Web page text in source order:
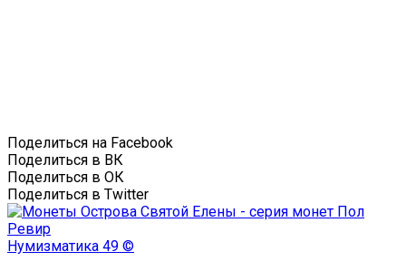
Поделиться на Facebook
Поделиться в ВК
Поделиться в ОК
Поделиться в Twitter
Нумизматика 49 ©